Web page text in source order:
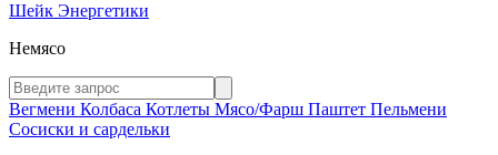
Шейк Энергетики
Немясо
Вегмени Колбаса Котлеты Мясо/Фарш Паштет Пельмени
Сосиски и сардельки